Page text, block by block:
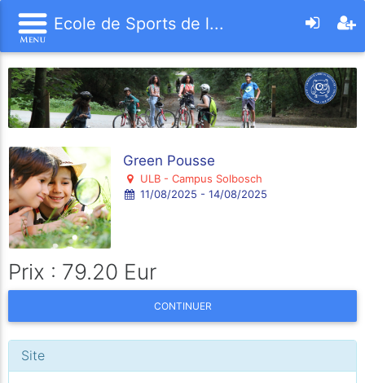
Ecole de Sports de l...
Green Pousse
ULB - Campus Solbosch
11/08/2025 - 14/08/2025
Prix : 79.20 Eur
CONTINUER
Site